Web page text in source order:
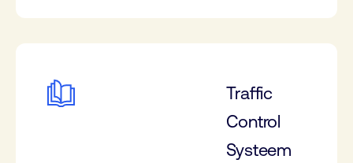
Traffic
Control
Systeem